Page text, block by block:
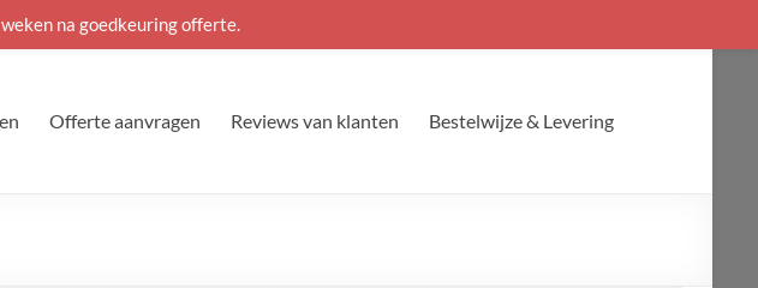
Offerte aanvragen Reviews van klanten
Bestelwijze & Levering
na goedkeuring offerte.